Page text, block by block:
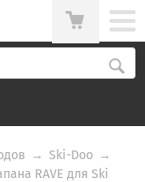
→ Ski-Doo →
RAVE для Ski